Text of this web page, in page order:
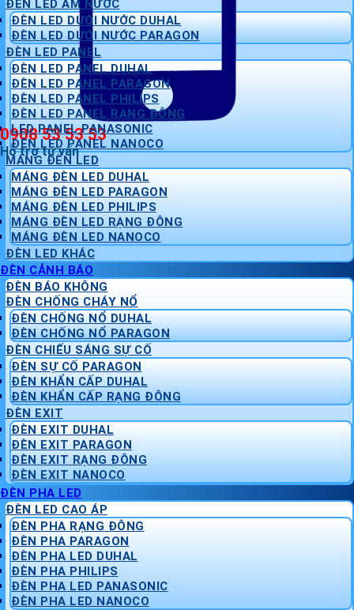
0908 53 53 53
Hỗ trợ tư vấn
ĐÈN LED ÂM NƯỚC
ĐÈN LED DƯỚI NƯỚC DUHAL
ĐÈN LED DƯỚI NƯỚC PARAGON
ĐÈN LED PANEL
ĐÈN LED PANEL DUHAL
ĐÈN LED PANEL PARAGON
ĐÈN LED PANEL PHILIPS
ĐÈN LED PANEL RẠNG ĐÔNG
LED PANEL PANASONIC
ĐÈN LED PANEL NANOCO
MÁNG ĐÈN LED
MÁNG ĐÈN LED DUHAL
MÁNG ĐÈN LED PARAGON
MÁNG ĐÈN LED PHILIPS
MÁNG ĐÈN LED RẠNG ĐÔNG
MÁNG ĐÈN LED NANOCO
ĐÈN LED KHÁC
ĐÈN CẢNH BÁO
ĐÈN BÁO KHÔNG
ĐÈN CHỐNG CHÁY NỔ
ĐÈN CHỐNG NỔ DUHAL
ĐÈN CHỐNG NỔ PARAGON
ĐÈN CHIẾU SÁNG SỰ CỐ
ĐÈN SỰ CỐ PARAGON
ĐÈN KHẨN CẤP DUHAL
ĐÈN KHẨN CẤP RẠNG ĐÔNG
ĐÈN EXIT
ĐÈN EXIT DUHAL
ĐÈN EXIT PARAGON
ĐÈN EXIT RẠNG ĐÔNG
ĐÈN EXIT NANOCO
ĐÈN PHA LED
ĐÈN LED CAO ÁP
ĐÈN PHA RẠNG ĐÔNG
ĐÈN PHA PARAGON
ĐÈN PHA LED DUHAL
ĐÈN PHA PHILIPS
ĐÈN PHA LED PANASONIC
ĐÈN PHA LED NANOCO